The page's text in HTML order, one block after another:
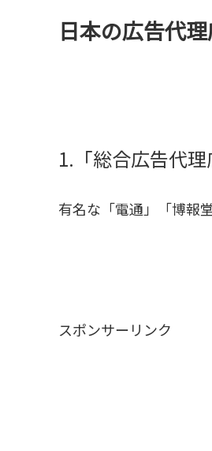
日本の広告代
1.「総合広告代理
有名な「電通」「博報
スポンサーリンク